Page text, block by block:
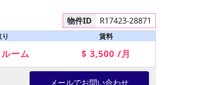
物件ID R17423-28871
賃料
ーム $ 3,500 /月
メールでお問い合わせ